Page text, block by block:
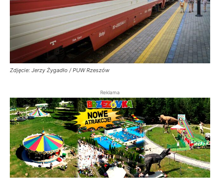
Zdjęcie: Jerzy Żygadło / PUW Rzeszów
Reklama